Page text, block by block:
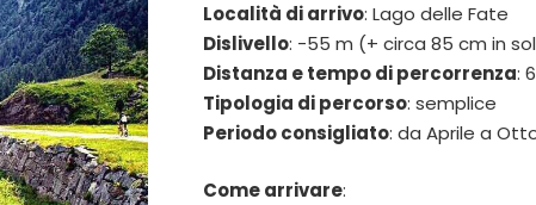
Località di arrivo: Lago delle Fate
Dislivello: -55 m (+ circa 85 cm in
Distanza e tempo di percorrenza:
Tipologia di percorso: semplice
Periodo consigliato: da Aprile a
Come arrivare: